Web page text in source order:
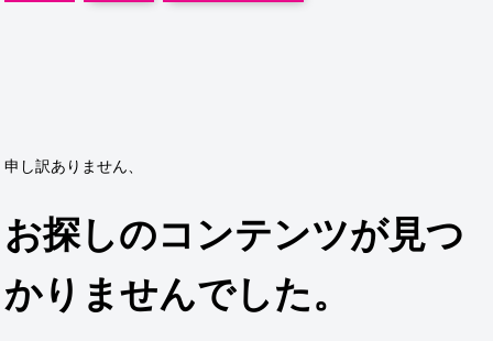
申し訳ありません、
お探しのコンテンツが見つ
かりませんでした。